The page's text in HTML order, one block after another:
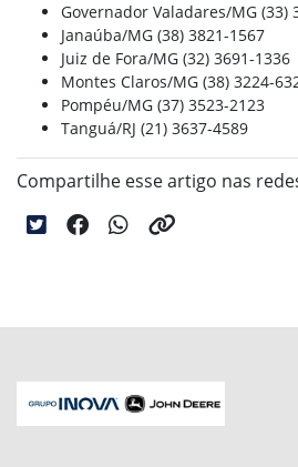
Governador Valadares/MG (33)
Janaúba/MG (38) 3821-1567
Juiz de Fora/MG (32) 3691-1336
Montes Claros/MG (38) 3224-
Pompéu/MG (37) 3523-2123
Tanguá/RJ (21) 3637-4589
Compartilhe esse artigo nas